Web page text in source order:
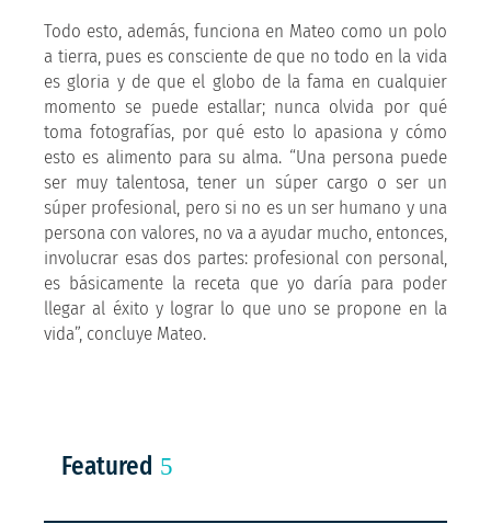
Todo esto, además, funciona en Mateo como un polo
a tierra, pues es consciente de que no todo en la vida
es gloria y de que el globo de la fama en cualquier
momento se puede estallar; nunca olvida por qué
toma fotografías, por qué esto lo apasiona y cómo
esto es alimento para su alma. “Una persona puede
ser muy talentosa, tener un súper cargo o ser un
súper profesional, pero si no es un ser humano y una
persona con valores, no va a ayudar mucho, entonces,
involucrar esas dos partes: profesional con personal,
es básicamente la receta que yo daría para poder
llegar al éxito y lograr lo que uno se propone en la
vida”, concluye Mateo.
Featured